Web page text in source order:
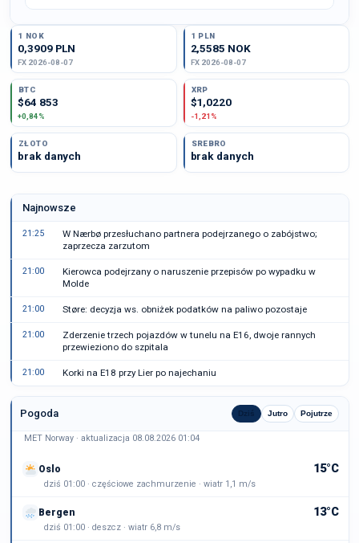
1 NOK
0,3909 PLN
FX 2026-08-07
1 PLN
2,5585 NOK
FX 2026-08-07
BTC
$64 853
+0,84%
XRP
$1,0220
-1,21%
ZŁOTO
brak danych
SREBRO
brak danych
Najnowsze
21:25
W Nærbø przesłuchano partnera podejrzanego o zabójstwo;
zaprzecza zarzutom
21:00
Kierowca podejrzany o naruszenie przepisów po wypadku w
Molde
21:00 Støre: decyzja ws. obniżek podatków na paliwo pozostaje
21:00
Zderzenie trzech pojazdów w tunelu na E16, dwoje rannych
przewieziono do szpitala
21:00 Korki na E18 przy Lier po najechaniu
Pogoda Dziś Jutro Pojutrze
MET Norway · aktualizacja 08.08.2026 01:04
Oslo 15°C
dziś 01:00 · częściowe zachmurzenie · wiatr 1,1 m/s
Bergen 13°C
dziś 01:00 · deszcz · wiatr 6,8 m/s